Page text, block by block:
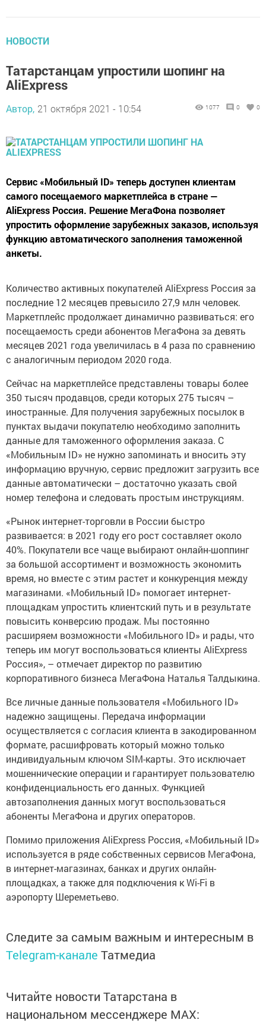
НОВОСТИ
Татарстанцам упростили шопинг на
AliExpress
Автор, 21 октября 2021 - 10:54 1077 0 0
Сервис «Мобильный ID» теперь доступен клиентам
самого посещаемого маркетплейса в стране —
AliExpress Россия. Решение МегаФона позволяет
упростить оформление зарубежных заказов, используя
функцию автоматического заполнения таможенной
анкеты.
Количество активных покупателей AliExpress Россия за
последние 12 месяцев превысило 27,9 млн человек.
Маркетплейс продолжает динамично развиваться: его
посещаемость среди абонентов МегаФона за девять
месяцев 2021 года увеличилась в 4 раза по сравнению
с аналогичным периодом 2020 года.
Сейчас на маркетплейсе представлены товары более
350 тысяч продавцов, среди которых 275 тысяч –
иностранные. Для получения зарубежных посылок в
пунктах выдачи покупателю необходимо заполнить
данные для таможенного оформления заказа. С
«Мобильным ID» не нужно запоминать и вносить эту
информацию вручную, сервис предложит загрузить все
данные автоматически – достаточно указать свой
номер телефона и следовать простым инструкциям.
«Рынок интернет-торговли в России быстро
развивается: в 2021 году его рост составляет около
40%. Покупатели все чаще выбирают онлайн-шоппинг
за большой ассортимент и возможность экономить
время, но вместе с этим растет и конкуренция между
магазинами. «Мобильный ID» помогает интернет-
площадкам упростить клиентский путь и в результате
повысить конверсию продаж. Мы постоянно
расширяем возможности «Мобильного ID» и рады, что
теперь им могут воспользоваться клиенты AliExpress
Россия», – отмечает директор по развитию
корпоративного бизнеса МегаФона Наталья Талдыкина.
Все личные данные пользователя «Мобильного ID»
надежно защищены. Передача информации
осуществляется с согласия клиента в закодированном
формате, расшифровать который можно только
индивидуальным ключом SIM-карты. Это исключает
мошеннические операции и гарантирует пользователю
конфиденциальность его данных. Функцией
автозаполнения данных могут воспользоваться
абоненты МегаФона и других операторов.
Помимо приложения AliExpress Россия, «Мобильный ID»
используется в ряде собственных сервисов МегаФона,
в интернет-магазинах, банках и других онлайн-
площадках, а также для подключения к Wi-Fi в
аэропорту Шереметьево.
Следите за самым важным и интересным в
Telegram-канале Татмедиа
Читайте новости Татарстана в
национальном мессенджере MАХ: